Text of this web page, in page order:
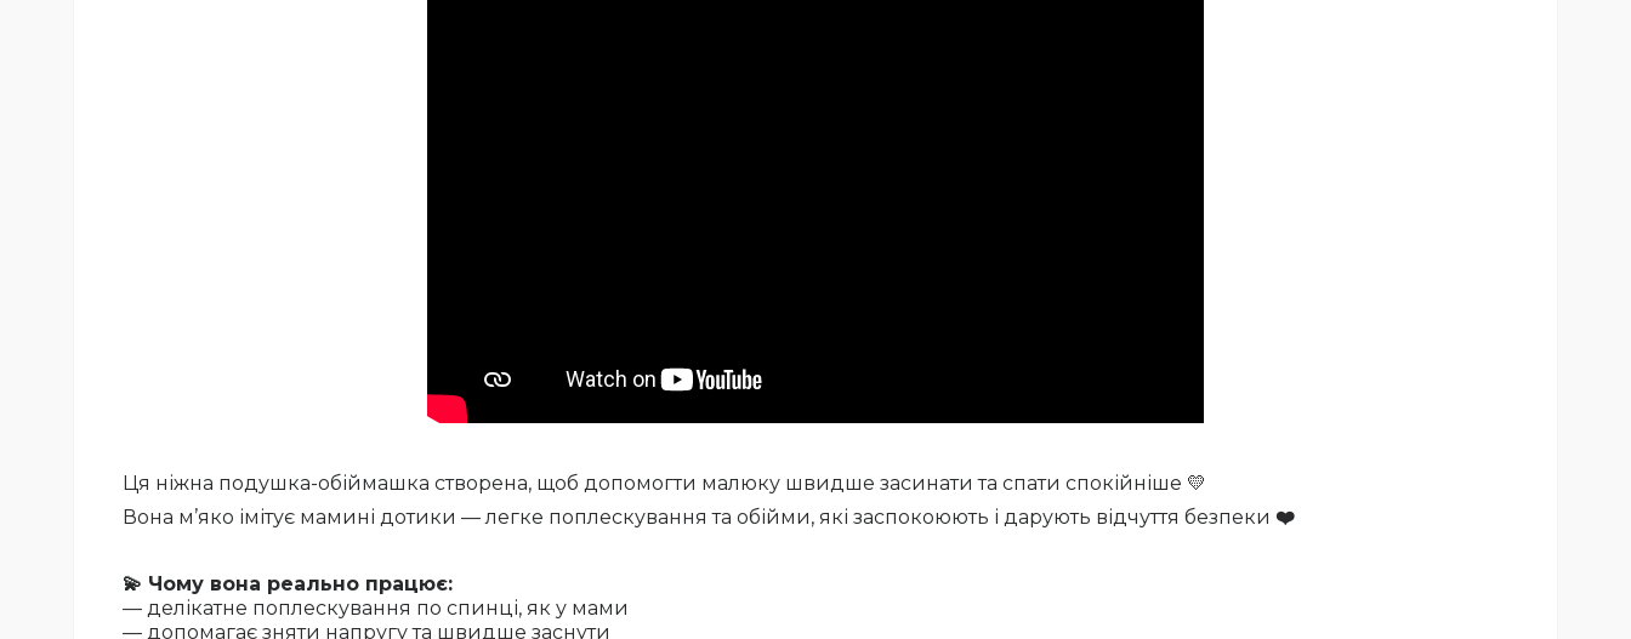
Ця ніжна подушка-обіймашка створена, щоб допомогти малюку швидше засинати та спати спокійніше 💛
Вона м’яко імітує мамині дотики — легке поплескування та обійми, які заспокоюють і дарують відчуття безпеки ❤️
💫 Чому вона реально працює:
— делікатне поплескування по спинці, як у мами
— допомагає зняти напругу та швидше заснути